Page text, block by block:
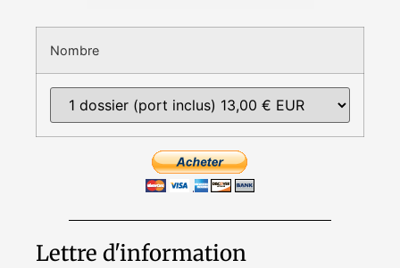
Nombre
Lettre d'information